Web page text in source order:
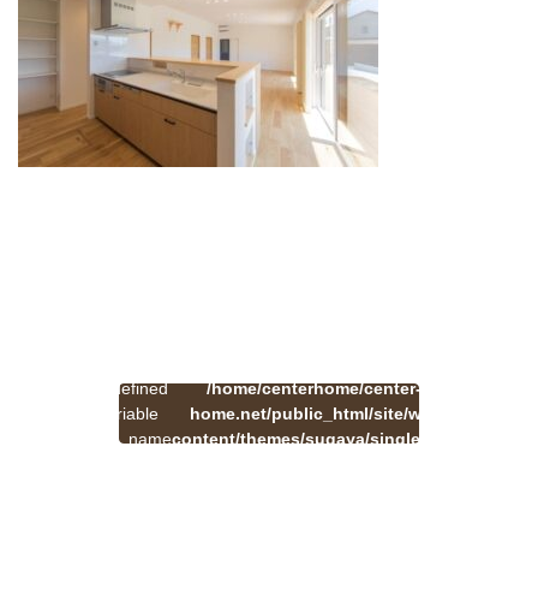
Undefined
variable
$cat_name
/home/centerhome/center-
home.net/public_html/site/wp-
content/themes/sugaya/single.php